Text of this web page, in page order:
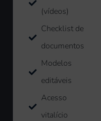
(vídeos)
Checklist de
documentos
Modelos
editáveis
Acesso
vitalício